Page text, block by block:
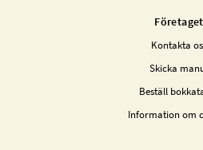
Företaget
Kontakta
Skicka
Beställ
Information om